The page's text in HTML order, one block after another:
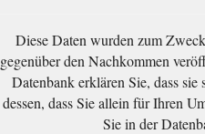
Diese Daten wurden zum
gegenüber den Nachkommen
Datenbank erklären Sie, dass sie
dessen, dass Sie allein für Ihren
Sie in der